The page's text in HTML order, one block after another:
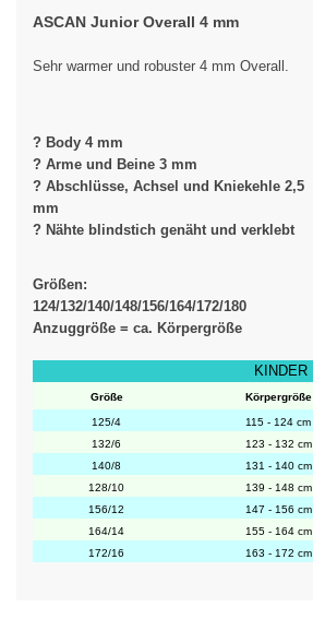
ASCAN Junior Overall 4 mm
Sehr warmer und robuster 4 mm Overall.
? Body 4 mm
? Arme und Beine 3 mm
? Abschlüsse, Achsel und Kniekehle 2,5
mm
? Nähte blindstich genäht und verklebt
Größen:
124/132/140/148/156/164/172/180
Anzuggröße = ca. Körpergröße
KINDER
Größe Körpergröße
125/4 115 - 124 cm
132/6
123 - 132 cm
140/8
131 - 140 cm
128/10
139 - 148 cm
156/12
147 - 156 cm
164/14
155 - 164 cm
172/16
163 - 172 cm